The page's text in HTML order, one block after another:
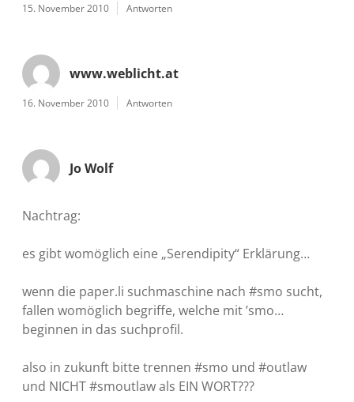
15. November 2010 Antworten
www.weblicht.at
16. November 2010 Antworten
Jo Wolf
Nachtrag:
es gibt womöglich eine „Serendipity“ Erklärung…
wenn die paper.li suchmaschine nach #smo sucht,
fallen womöglich begriffe, welche mit ’smo…
beginnen in das suchprofil.
also in zukunft bitte trennen #smo und #outlaw
und NICHT #smoutlaw als EIN WORT???